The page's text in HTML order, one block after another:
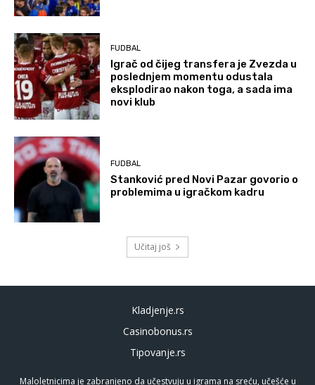
FUDBAL
Igrač od čijeg transfera je Zvezda u
poslednjem momentu odustala
eksplodirao nakon toga, a sada ima
novi klub
FUDBAL
Stanković pred Novi Pazar govorio o
problemima u igračkom kadru
Učitaj još
Kladjenje.rs
Casinobonus.rs
Tipovanje.rs
Maloletnicima je zabranjeno da učestvuju u igrama na sreću, učešće u